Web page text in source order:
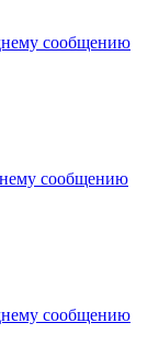
сообщению
сообщению
сообщению